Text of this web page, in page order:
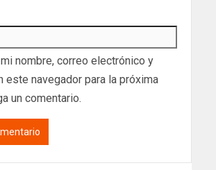
mi nombre, correo electrónico y
este navegador para la próxima
un comentario.